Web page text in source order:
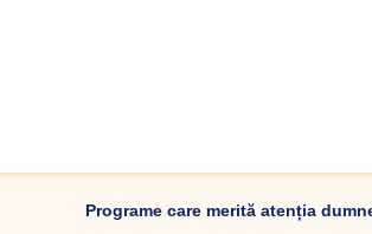
Programe care merită atenția